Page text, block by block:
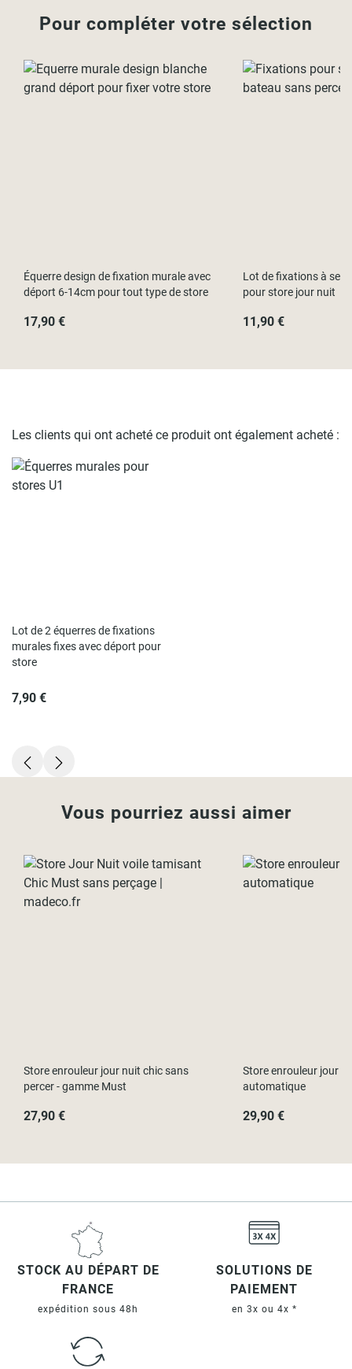
- L90 x H250cm (Largeur hors-tout 93cm)
- L120 x H250cm (Largeur hors-tout 123cm)
Pour compléter votre sélection
Équerre design de fixation murale avec
déport 6-14cm pour tout type de store
17,90 €
Lot de fixations à
pour store jour nuit
11,90 €
Les clients qui ont acheté ce produit ont également acheté :
Lot de 2 équerres de fixations
murales fixes avec déport pour
store
7,90 €
Vous pourriez aussi aimer
Store enrouleur jour nuit chic sans
percer - gamme Must
27,90 €
Store enrouleur jour
automatique
29,90 €
STOCK AU DÉPART DE
FRANCE
expédition sous 48h
SOLUTIONS DE
PAIEMENT
en 3x ou 4x *